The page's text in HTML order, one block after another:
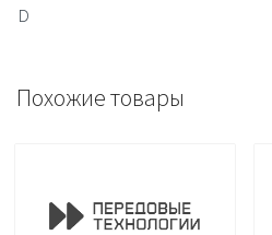
D
Похожие товары